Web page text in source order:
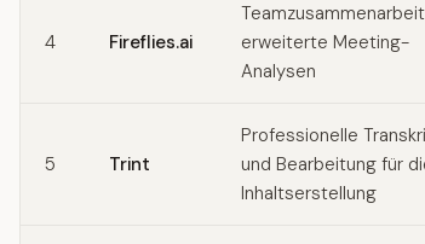
4 Fireflies.ai
erweiterte Meeting-
Analysen
5 Trint
Professionelle
und Bearbeitung für
Inhaltserstellung